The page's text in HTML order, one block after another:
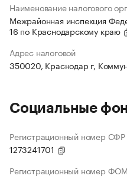
Наименование налогового
Межрайонная инспекция
16 по Краснодарскому краю
Адрес налоговой
350020, Краснодар г,
Социальные
Регистрационный номер СФР
1273241701
Регистрационный номер